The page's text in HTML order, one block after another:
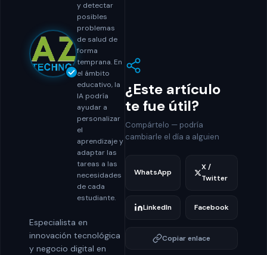
y detectar
posibles
problemas
de salud de
forma
temprana. En
el ámbito
educativo, la
IA podría
ayudar a
personalizar
el
aprendizaje y
adaptar las
tareas a las
necesidades
de cada
estudiante.
Especialista en
innovación tecnológica
y negocio digital en
¿Este artículo
te fue útil?
Compártelo — podría
cambiarle el día a alguien
WhatsApp
X /
Twitter
LinkedIn Facebook
Copiar enlace